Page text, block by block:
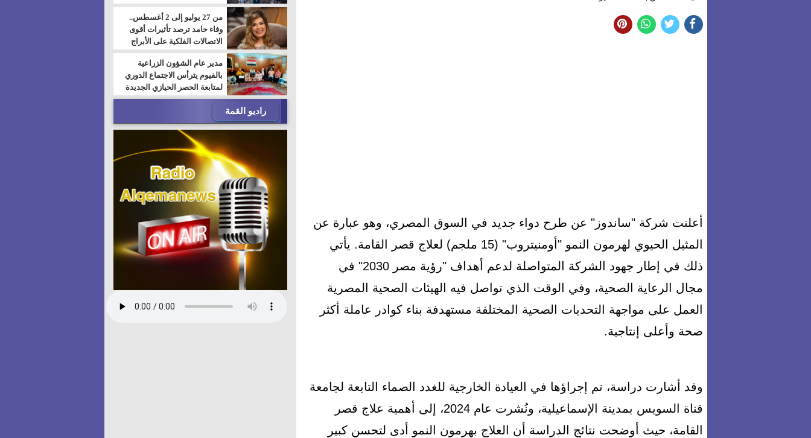
أعلنت شركة "ساندوز" عن طرح دواء جديد في السوق المصري، وهو عبارة عن
المثيل الحيوي لهرمون النمو "أومنيتروب" (15 ملجم) لعلاج قصر القامة. يأتي
ذلك في إطار جهود الشركة المتواصلة لدعم أهداف "رؤية مصر 2030" في
مجال الرعاية الصحية، وفي الوقت الذي تواصل فيه الهيئات الصحية المصرية
العمل على مواجهة التحديات الصحية المختلفة مستهدفة بناء كوادر عاملة أكثر
صحة وأعلى إنتاجية.
وقد أشارت دراسة، تم إجراؤها في العيادة الخارجية للغدد الصماء التابعة لجامعة
قناة السويس بمدينة الإسماعيلية، ونُشرت عام 2024، إلى أهمية علاج قصر
القامة، حيث أوضحت نتائج الدراسة أن العلاج بهرمون النمو أدى لتحسن كبير
من 27 يوليو إلى 2 أغسطس..
وفاء حامد ترصد تأثيرات أقوى
الاتصالات الفلكية على الأبراج
مدير عام الشؤون الزراعية
بالفيوم يترأس الاجتماع الدوري
لمتابعة الحصر الحيازي الجديدة
راديو القمة